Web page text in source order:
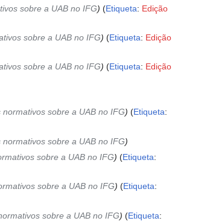
sobre a UAB no IFG Etiqueta: Edição
sobre a UAB no IFG Etiqueta: Edição
sobre a UAB no IFG Etiqueta: Edição
sobre a UAB no IFG Etiqueta:
sobre a UAB no IFG
sobre a UAB no IFG Etiqueta:
sobre a UAB no IFG Etiqueta:
sobre a UAB no IFG Etiqueta: